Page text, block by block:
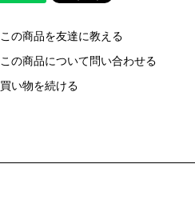
この商品を友達に教える
この商品について問い合わせる
買い物を続ける